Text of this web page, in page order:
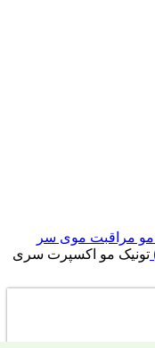
مراقبت موی سر
تونیک مو اکسپرت سری